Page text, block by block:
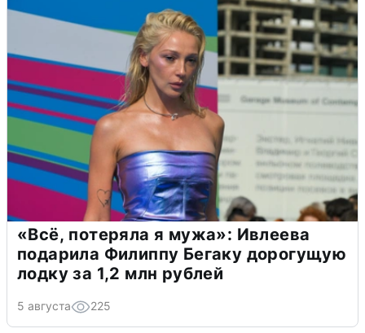
«Всё, потеряла я мужа»: Ивлеева
подарила Филиппу Бегаку дорогущую
лодку за 1,2 млн рублей
5 августа 225